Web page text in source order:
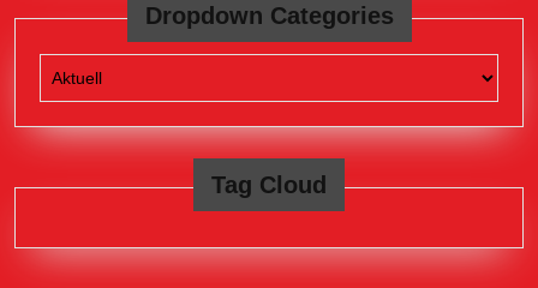
Dropdown Categories
Tag Cloud